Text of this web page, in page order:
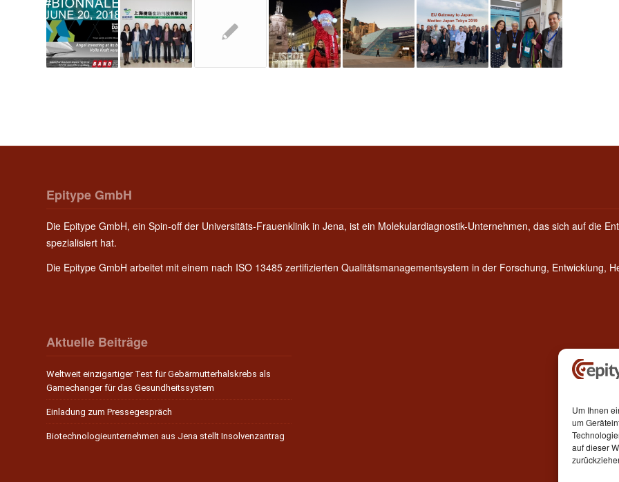
Um Ihnen
um
auf dieser
Epitype GmbH
Die Epitype GmbH, ein Spin-off der Universitäts-Frauenklinik in Jena, ist ein Molekulardiagnostik-Unternehmen, das sich auf die
spezialisiert hat.
Die Epitype GmbH arbeitet mit einem nach ISO 13485 zertifizierten Qualitätsmanagementsystem in der Forschung, Entwicklung,
Aktuelle Beiträge
Weltweit einzigartiger Test für Gebärmutterhalskrebs als
Gamechanger für das Gesundheitssystem
Einladung zum Pressegespräch
Biotechnologieunternehmen aus Jena stellt Insolvenzantrag